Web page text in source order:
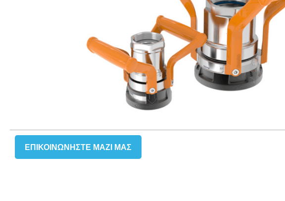
ΕΠΙΚΟΙΝΩΝΉΣΤΕ ΜΑΖΙ ΜΑΣ